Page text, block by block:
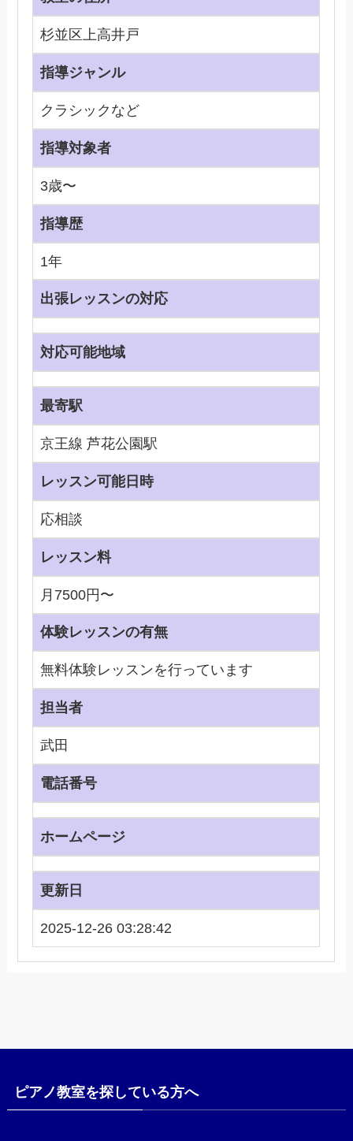
杉並区上高井戸
指導ジャンル
クラシックなど
指導対象者
3歳〜
指導歴
1年
出張レッスンの対応
対応可能地域
最寄駅
京王線 芦花公園駅
レッスン可能日時
応相談
レッスン料
月7500円〜
体験レッスンの有無
無料体験レッスンを行っています
担当者
武田
電話番号
ホームページ
更新日
2025-12-26 03:28:42
ピアノ教室を探している方へ